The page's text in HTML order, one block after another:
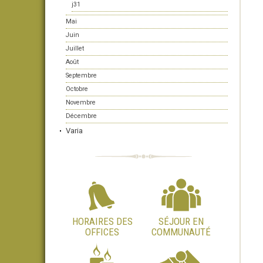
j31
Mai
Juin
Juillet
Août
Septembre
Octobre
Novembre
Décembre
Varia
HORAIRES DES
OFFICES
SÉJOUR EN
COMMUNAUTÉ